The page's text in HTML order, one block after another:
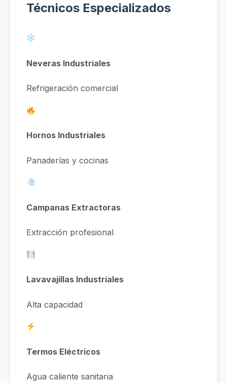
Técnicos Especializados
Neveras Industriales
Refrigeración comercial
Hornos Industriales
Panaderías y cocinas
Campanas Extractoras
Extracción profesional
Lavavajillas Industriales
Alta capacidad
Termos Eléctricos
Agua caliente sanitaria